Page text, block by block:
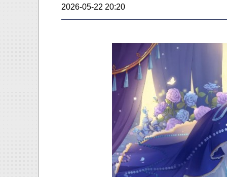
2026-05-22 20:20